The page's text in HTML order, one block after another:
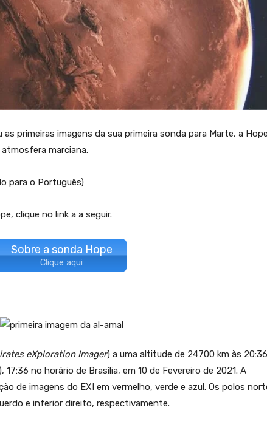
primeiras imagens da sua primeira sonda para Marte, a Hope
marciana.
para o Português)
clique no link a a seguir.
Sobre a sonda Hope
Clique aqui
eXploration Imager) a uma altitude de 24700 km às 20:36
no horário de Brasília, em 10 de Fevereiro de 2021. A
de imagens do EXI em vermelho, verde e azul. Os polos
e inferior direito, respectivamente.